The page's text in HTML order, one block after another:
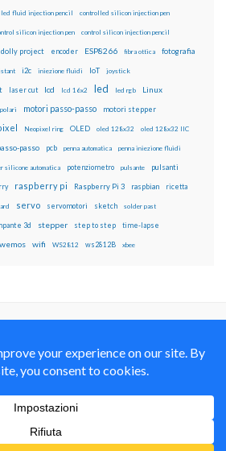
fluid injection pencil controlled silicon injection pen
silicon injection pen control silicon injection pencil
dolly project encoder ESP8266 fibra ottica fotografia
i2c iniezione fluidi IoT joystick
laser cut lcd lcd 16x2 led led rgb Linux
motori passo-passo motori stepper
Neopixel ring OLED oled 128x32 oled 128x32 IIC
passo pcb penna automatica penna iniezione fluidi
silicone automatica potenziometro pulsante pulsanti
raspberry pi Raspberry Pi 3 raspbian ricetta
servo servomotori sketch solder past
3d stepper step to step time-lapse
wemos wifi WS2812 ws2812B xbee
Domotica Robotica Arduino Corsi